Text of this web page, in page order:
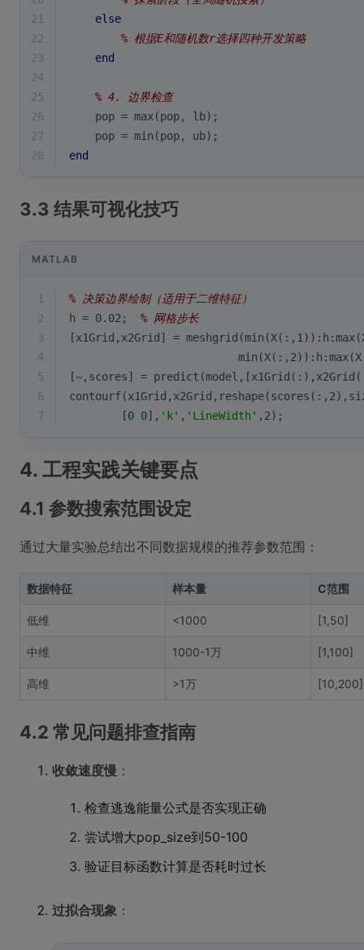
21
else
22
% 根据E和随机数r选择四种开发策略
23
end
24
25
% 4. 边界检查
26
    pop =
max(pop, lb);
27
    pop =
min (pop, ub);
28
end
3.3 结果可视化技巧
MATLAB
1
% 决策边界绘制（适用于二维特征）
2
h = 0.02 ; % 网格步长
3
[x1Grid,x2Grid] = meshgrid (min (X(:, 1 )):h: max
4
min (X(:, 2)):h: max
5
[~,scores] =
6
contourf(x1Grid,x2Grid, reshape(scores(:, 2),
7
        [
0 0], 'k' , 'LineWidth' , 2);
4. 工程实践关键要点
4.1 参数搜索范围设定
通过大量实验总结出不同数据规模的推荐参数范围：
数据特征 样本量 C范围
低维 <1000 [1,50]
中维 1000-1万 [1,100]
高维 >1万 [10,200]
4.2 常见问题排查指南
收敛速度慢 ：
检查逃逸能量公式是否实现正确
尝试增大pop_size到50-100
验证目标函数计算是否耗时过长
过拟合现象 ：